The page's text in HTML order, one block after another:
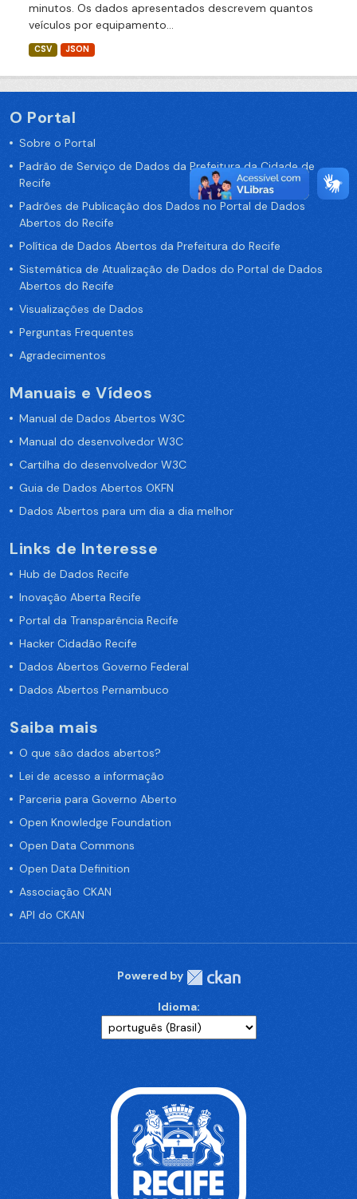
minutos. Os dados apresentados descrevem quantos
veículos por equipamento...
CSV JSON
O Portal
Sobre o Portal
Padrão de Serviço de Dados da Prefeitura da Cidade de
Recife
Padrões de Publicação dos Dados no Portal de Dados
Abertos do Recife
Política de Dados Abertos da Prefeitura do Recife
Sistemática de Atualização de Dados do Portal de Dados
Abertos do Recife
Visualizações de Dados
Perguntas Frequentes
Agradecimentos
Manuais e Vídeos
Manual de Dados Abertos W3C
Manual do desenvolvedor W3C
Cartilha do desenvolvedor W3C
Guia de Dados Abertos OKFN
Dados Abertos para um dia a dia melhor
Links de Interesse
Hub de Dados Recife
Inovação Aberta Recife
Portal da Transparência Recife
Hacker Cidadão Recife
Dados Abertos Governo Federal
Dados Abertos Pernambuco
Saiba mais
O que são dados abertos?
Lei de acesso a informação
Parceria para Governo Aberto
Open Knowledge Foundation
Open Data Commons
Open Data Definition
Associação CKAN
API do CKAN
Powered by
Idioma